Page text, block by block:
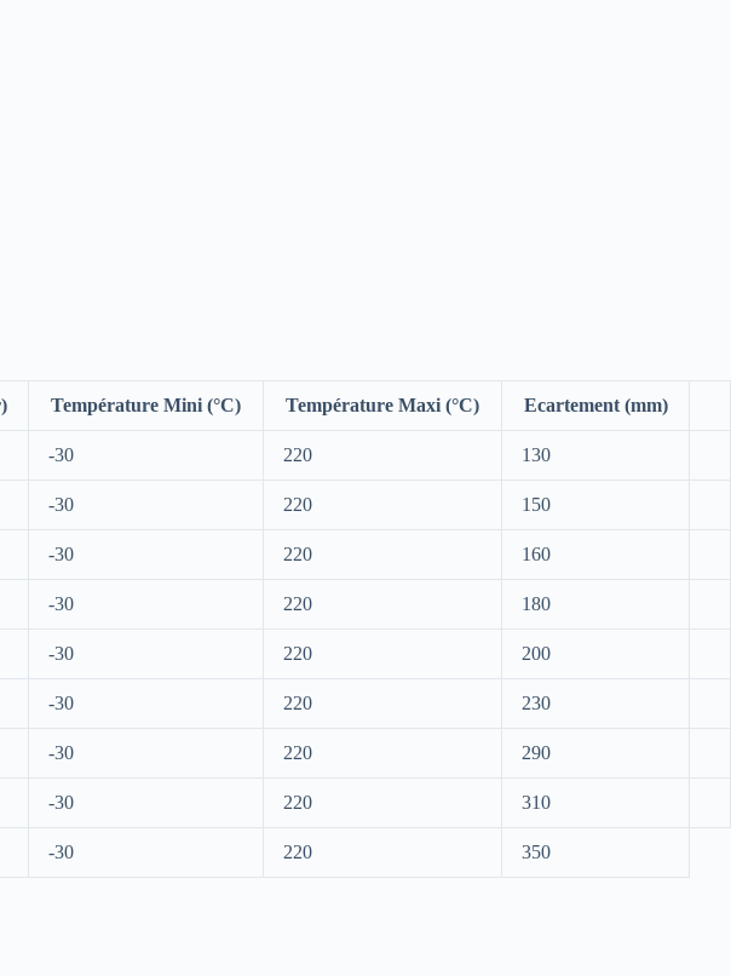
Température Mini (°C) Température Maxi (°C) Ecartement (mm)
-30 220 130
-30 220 150
-30 220 160
-30 220 180
-30 220 200
-30 220 230
-30 220 290
-30 220 310
-30 220 350